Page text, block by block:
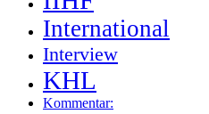
International
Interview
KHL
Kommentar: